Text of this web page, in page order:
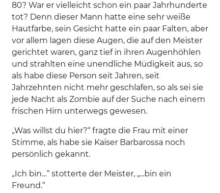
80? War er vielleicht schon ein paar Jahrhunderte
tot? Denn dieser Mann hatte eine sehr weiße
Hautfarbe, sein Gesicht hatte ein paar Falten, aber
vor allem lagen diese Augen, die auf den Meister
gerichtet waren, ganz tief in ihren Augenhöhlen
und strahlten eine unendliche Müdigkeit aus, so
als habe diese Person seit Jahren, seit
Jahrzehnten nicht mehr geschlafen, so als sei sie
jede Nacht als Zombie auf der Suche nach einem
frischen Hirn unterwegs gewesen.
„Was willst du hier?“ fragte die Frau mit einer
Stimme, als habe sie Kaiser Barbarossa noch
persönlich gekannt.
„Ich bin…“ stotterte der Meister, „...bin ein
Freund.“